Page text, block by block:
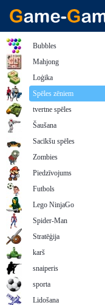
Bubbles
Mahjong
Loģika
Spēles zēniem
tvertne spēles
Šaušana
Sacīkšu spēles
Zombies
Piedzīvojums
Futbols
Lego NinjaGo
Spider-Man
Stratēģija
karš
snaiperis
sporta
Lidošana